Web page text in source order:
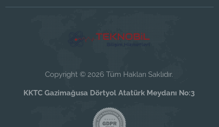
Copyright © 2026 Tüm Hakları Saklıdır.
KKTC Gazimağusa Dörtyol Atatürk Meydanı No:3